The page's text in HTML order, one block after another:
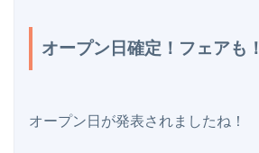
オープン日確定！フェアも！
オープン日が発表されましたね！